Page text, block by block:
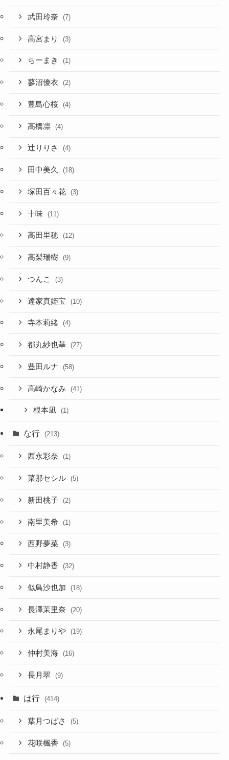
武田玲奈 (7)
高宮まり (3)
ちーまき (1)
蓼沼優衣 (2)
豊島心桜 (4)
高橋凛 (4)
辻りりさ (4)
田中美久 (18)
塚田百々花 (3)
十味 (11)
高田里穂 (12)
高梨瑞樹 (9)
つんこ (3)
達家真姫宝 (10)
寺本莉緒 (4)
都丸紗也華 (27)
豊田ルナ (58)
高崎かなみ (41)
根本凪 (1)
な行 (213)
西永彩奈 (1)
菜那セシル (5)
新田桃子 (2)
南里美希 (1)
西野夢菜 (3)
中村静香 (32)
似鳥沙也加 (18)
長澤茉里奈 (20)
永尾まりや (19)
仲村美海 (16)
長月翠 (9)
は行 (414)
葉月つばさ (5)
花咲楓香 (5)